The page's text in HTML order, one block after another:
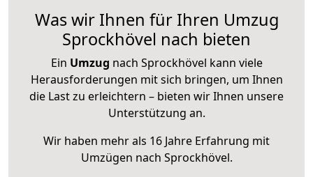
Was wir Ihnen für Ihren Umzug
Sprockhövel nach bieten
Ein Umzug nach Sprockhövel kann viele
Herausforderungen mit sich bringen, um Ihnen
die Last zu erleichtern – bieten wir Ihnen unsere
Unterstützung an.
Wir haben mehr als 16 Jahre Erfahrung mit
Umzügen nach Sprockhövel.